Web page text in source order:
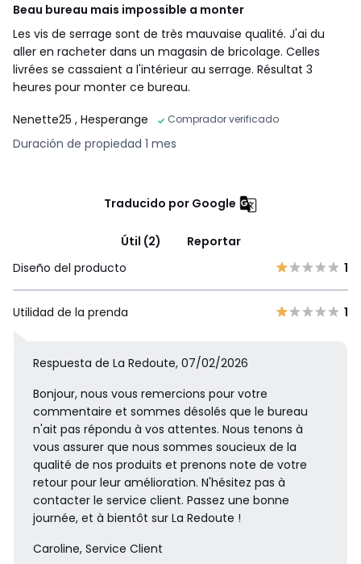
Beau bureau mais impossible a monter
Les vis de serrage sont de très mauvaise qualité. J'ai du
aller en racheter dans un magasin de bricolage. Celles
livrées se cassaient a l'intérieur au serrage. Résultat 3
heures pour monter ce bureau.
Nenette25 , Hesperange Comprador verificado
Duración de propiedad 1 mes
Traducido por Google
Útil (2)
Reportar
Diseño del producto
1
Utilidad de la prenda 1
Respuesta de La Redoute, 07/02/2026
Bonjour, nous vous remercions pour votre
commentaire et sommes désolés que le bureau
n'ait pas répondu à vos attentes. Nous tenons à
vous assurer que nous sommes soucieux de la
qualité de nos produits et prenons note de votre
retour pour leur amélioration. N'hésitez pas à
contacter le service client. Passez une bonne
journée, et à bientôt sur La Redoute !
Caroline, Service Client